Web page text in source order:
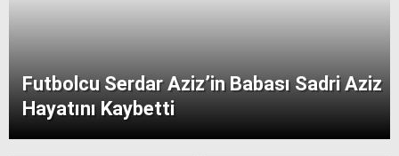
Futbolcu Serdar Aziz’in Babası Sadri Aziz
Hayatını Kaybetti